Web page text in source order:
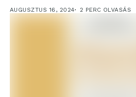
AUGUSZTUS 16, 2024 2 PERC OLVASÁS